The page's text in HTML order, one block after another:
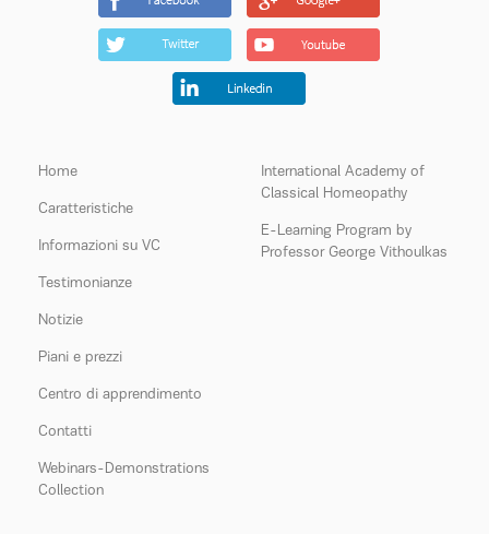
Home
Caratteristiche
Informazioni su VC
Testimonianze
Notizie
Piani e prezzi
Centro di apprendimento
Contatti
Webinars-Demonstrations
Collection
International Academy of
Classical Homeopathy
E-Learning Program by
Professor George Vithoulkas